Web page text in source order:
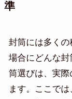
準
封筒には多く
場合にどんな
筒選びは、実際
ます。ここで